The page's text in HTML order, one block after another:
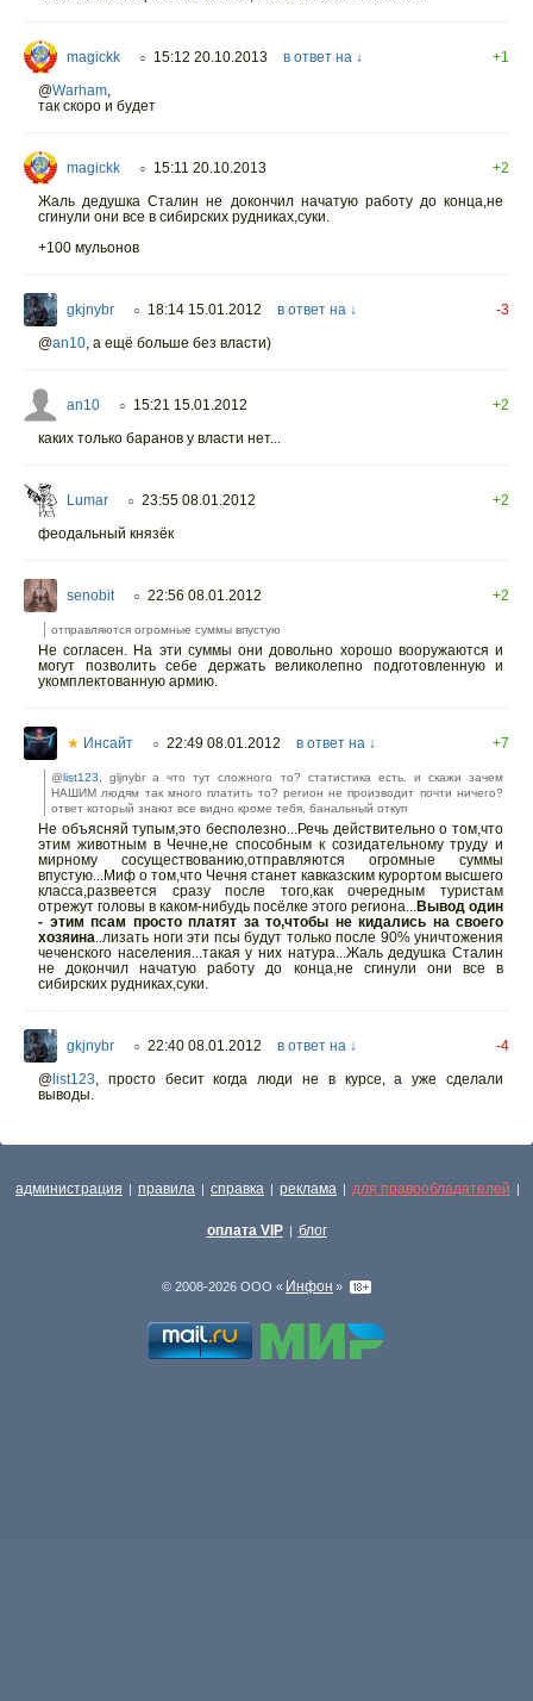
magickk ○ 15:12 20.10.2013 в ответ на ↓
+1
@Warham
так скоро и будет
magickk ○ 15:11 20.10.2013
+2
Жаль дедушка Сталин не докончил начатую работу до конца,не
сгинули они все в сибирских рудниках,суки.
+100 мульонов
gkjnybr ○ 18:14 15.01.2012 в ответ на ↓
-3
@an10 , а ещё больше без власти)
an10 ○ 15:21 15.01.2012
+2
каких только баранов у власти нет...
Lumar ○ 23:55 08.01.2012
+2
феодальный князёк
senobit ○ 22:56 08.01.2012 +2
отправляются огромные суммы впустую
Не согласен. На эти суммы они довольно хорошо вооружаются и
могут позволить себе держать великолепно подготовленную и
укомплектованную армию.
★ Инсайт ○ 22:49 08.01.2012 в ответ на ↓ +7
@list123 , gljnybr а что тут сложного то? статистика есть. и скажи зачем
НАШИМ людям так много платить то? регион не производит почти ничего?
ответ который знают все видно кроме тебя, банальный откуп
Не объясняй тупым,это бесполезно...Речь действительно о том,что
этим животным в Чечне,не способным к созидательному труду и
мирному сосуществованию,отправляются огромные суммы
впустую...Миф о том,что Чечня станет кавказским курортом высшего
класса,развеется сразу после того,как очередным туристам
отрежут головы в каком-нибудь посёлке этого региона... Вывод один
- этим псам просто платят за то,чтобы не кидались на своего
хозяина ..лизать ноги эти псы будут только после 90% уничтожения
чеченского населения...такая у них натура...Жаль дедушка Сталин
не докончил начатую работу до конца,не сгинули они все в
сибирских рудниках,суки.
gkjnybr ○ 22:40 08.01.2012 в ответ на ↓
-4
@list123 , просто бесит когда люди не в курсе, а уже сделали
выводы.
администрация | правила | справка | реклама | для правообладателей |
оплата VIP | блог
© 2008-2026 ООО « Инфон »